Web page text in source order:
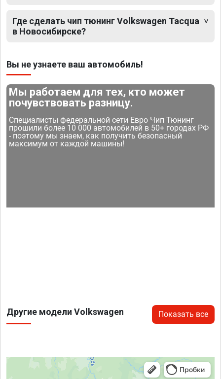
Где сделать чип тюнинг Volkswagen Tacqua
в Новосибирске?
Вы не узнаете ваш автомобиль!
Мы работаем для тех, кто может
почувствовать разницу.
Специалисты федеральной сети Евро Чип Тюнинг
прошили более 10 000 автомобилей в 50+ городах РФ
- поэтому мы знаем, как получить безопасный
максимум от каждой машины!
Другие модели Volkswagen Показать все